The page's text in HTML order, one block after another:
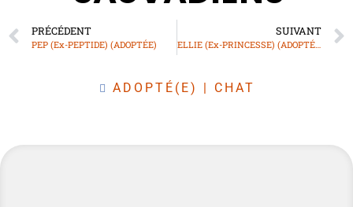
PRÉCÉDENT
PEP (Ex-PEPTIDE) (ADOPTÉE)
SUIVANT
ELLIE (Ex-PRINCESSE) (ADOPTÉE)
ADOPTÉ(E) | CHAT